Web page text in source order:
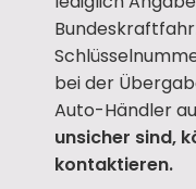
bei der
Auto-Händler
unsicher sind,
kontaktieren.